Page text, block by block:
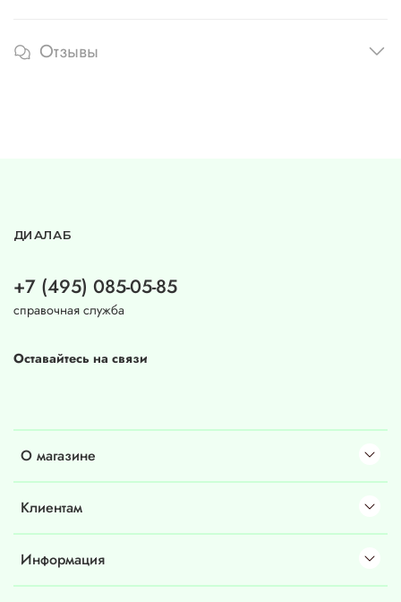
Отзывы
О магазине
Клиентам
Информация
ДИАЛАБ
+7 (495) 085-05-85
справочная служба
Оставайтесь на связи